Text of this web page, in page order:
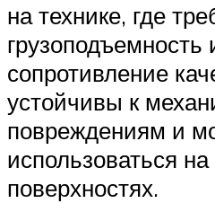
на технике, где
грузоподъемность
сопротивление
устойчивы к
повреждениям и
использоваться
поверхностях.